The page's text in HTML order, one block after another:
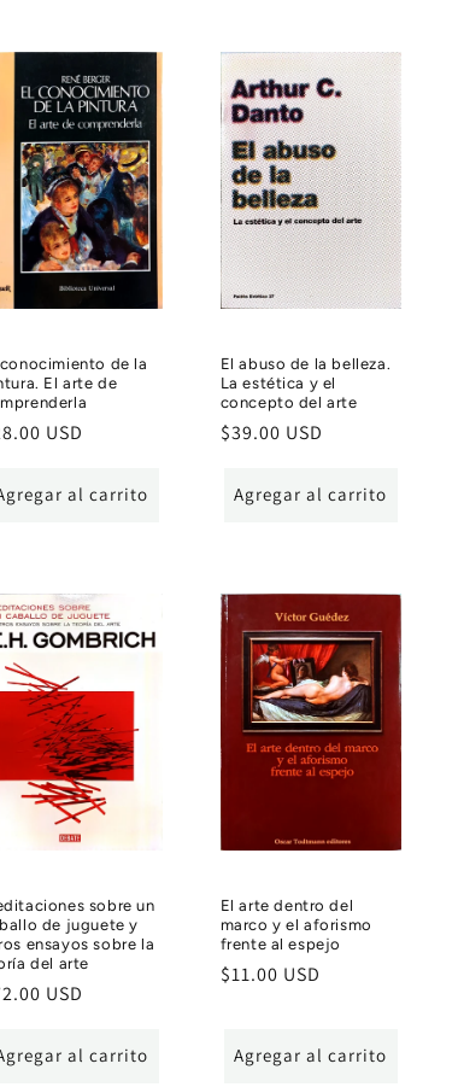
de la
El arte de
USD
al carrito
El abuso de la belleza.
La estética y el
concepto del arte
Precio
$39.00 USD
Agregar al carrito
sobre un
de juguete y
ensayos sobre la
del arte
USD
al carrito
El arte dentro del
marco y el aforismo
frente al espejo
Precio
$11.00 USD
Agregar al carrito